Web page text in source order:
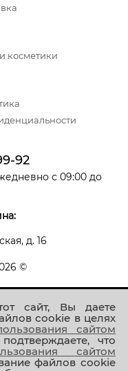
сайт, Вы даете
cookie в целях
сайтом
что
сайтом
файлов cookie
косметики
92
с 09:00 до
д. 16
©
к нам!